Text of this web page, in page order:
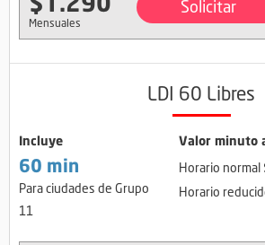
Mensuales
Solicitar
LDI 60 Libres
Incluye
60 min
Para ciudades de Grupo
11
Valor minuto
Horario normal
Horario